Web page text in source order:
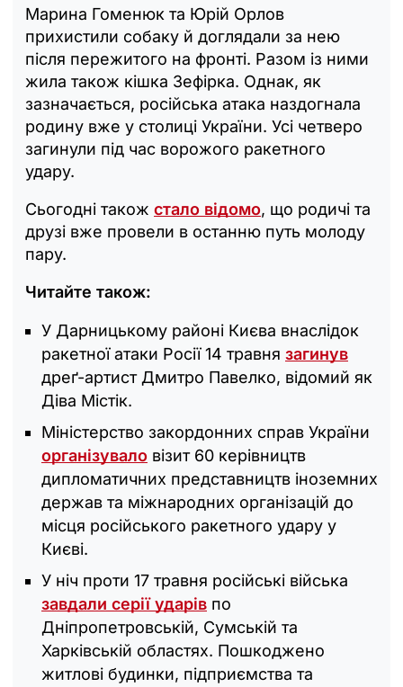
Марина Гоменюк та Юрій Орлов
прихистили собаку й доглядали за нею
після пережитого на фронті. Разом із ними
жила також кішка Зефірка. Однак, як
зазначається, російська атака наздогнала
родину вже у столиці України. Усі четверо
загинули під час ворожого ракетного
удару.
Сьогодні також стало відомо, що родичі та
друзі вже провели в останню путь молоду
пару.
Читайте також:
У Дарницькому районі Києва внаслідок
ракетної атаки Росії 14 травня загинув
дреґ-артист Дмитро Павелко, відомий як
Діва Містік.
Міністерство закордонних справ України
організувало візит 60 керівництв
дипломатичних представництв іноземних
держав та міжнародних організацій до
місця російського ракетного удару у
Києві.
У ніч проти 17 травня російські війська
завдали серії ударів по
Дніпропетровській, Сумській та
Харківській областях. Пошкоджено
житлові будинки, підприємства та